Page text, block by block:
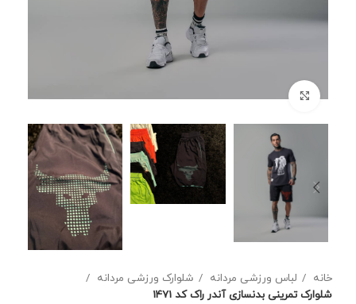
برای بزرگنمایی کلیک کنید
خانه لباس ورزشی مردانه
شلوارک ورزشی مردانه
شلوارک تمرینی بدنسازی آندر راک کد 1471